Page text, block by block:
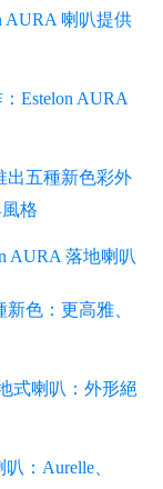
AURA 喇叭提供
Estelon AURA
出五種新色彩外
格
AURA 落地喇叭
色：更高雅、
式喇叭：外形絕
：Aurelle、